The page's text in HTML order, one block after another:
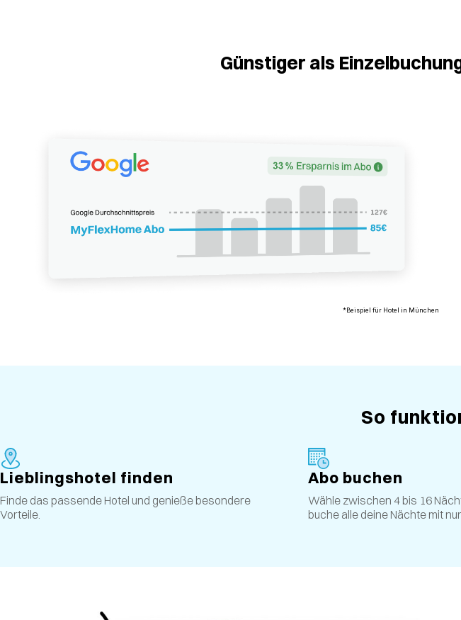
Günstiger als
*Beispiel für Hotel in München
So
Lieblingshotel finden
Finde das passende Hotel und genieße besondere
Vorteile.
Abo buchen
Wähle zwischen 4 bis 16
buche alle deine Nächte mit